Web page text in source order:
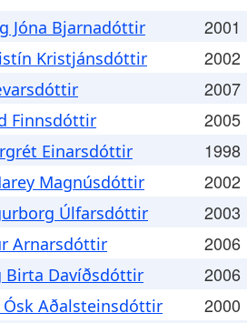
Jóna Bjarnadóttir 2001
Kristjánsdóttir 2002
2007
Finnsdóttir 2005
Einarsdóttir 1998
Magnúsdóttir 2002
Úlfarsdóttir 2003
Arnarsdóttir 2006
Birta Davíðsdóttir 2006
Ósk Aðalsteinsdóttir 2000